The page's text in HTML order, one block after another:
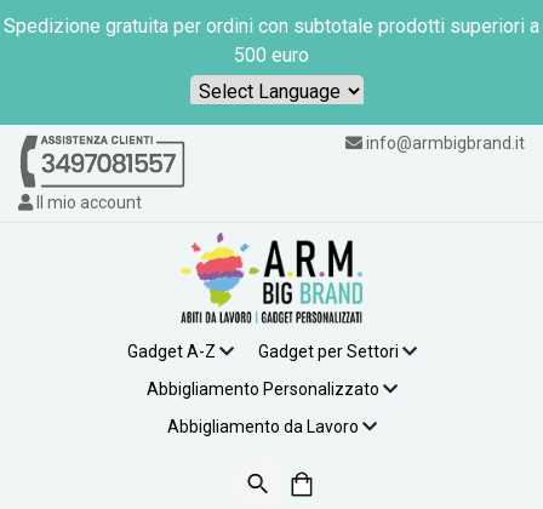
Spedizione gratuita per ordini con subtotale prodotti superiori a
500 euro
Powered by
info@armbigbrand.it
Il mio account
Gadget A-Z
Gadget per Settori
Abbigliamento Personalizzato
Abbigliamento da Lavoro